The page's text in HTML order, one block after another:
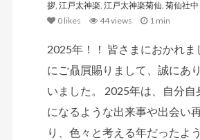
拶, 江戸太神楽, 江戸太神楽菊仙, 菊仙社中
0 likes 44 views 1 min
2025年！！ 皆さまにおかれま
にご贔屓賜りまして、誠にあ
いました。 2025年は、自分自
になるような出来事や出会い
り、色々と考える年だったよ